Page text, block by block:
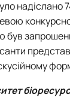
надіслано